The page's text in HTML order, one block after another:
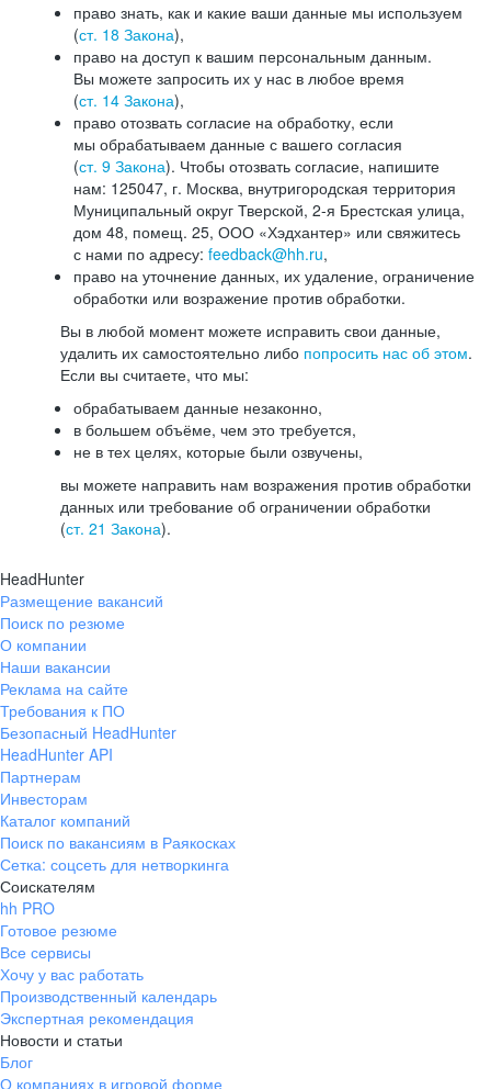
право знать, как и какие ваши данные мы используем
(ст. 18 Закона),
право на доступ к вашим персональным данным.
Вы можете запросить их у нас в любое время
(ст. 14 Закона),
право отозвать согласие на обработку, если
мы обрабатываем данные с вашего согласия
(ст. 9 Закона). Чтобы отозвать согласие, напишите
нам: 125047, г. Москва, внутригородская территория
Муниципальный округ Тверской, 2-я Брестская улица,
дом 48, помещ. 25, ООО «Хэдхантер» или свяжитесь
с нами по адресу: feedback@hh.ru,
право на уточнение данных, их удаление, ограничение
обработки или возражение против обработки.
Вы в любой момент можете исправить свои данные,
удалить их самостоятельно либо попросить нас об этом.
Если вы считаете, что мы:
обрабатываем данные незаконно,
в большем объёме, чем это требуется,
не в тех целях, которые были озвучены,
вы можете направить нам возражения против обработки
данных или требование об ограничении обработки
(ст. 21 Закона).
HeadHunter
Размещение вакансий
Поиск по резюме
О компании
Наши вакансии
Реклама на сайте
Требования к ПО
Безопасный HeadHunter
HeadHunter API
Партнерам
Инвесторам
Каталог компаний
Поиск по вакансиям в Раякосках
Сетка: соцсеть для нетворкинга
Соискателям
hh PRO
Готовое резюме
Все сервисы
Хочу у вас работать
Производственный календарь
Экспертная рекомендация
Новости и статьи
Блог
О компаниях в игровой форме